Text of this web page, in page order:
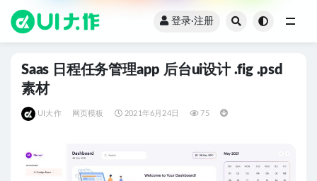
登录·注册
Saas 日程任务管理app 后台ui设计 .fig .psd
素材
UI大作 网页模板 2021年6月24日 75